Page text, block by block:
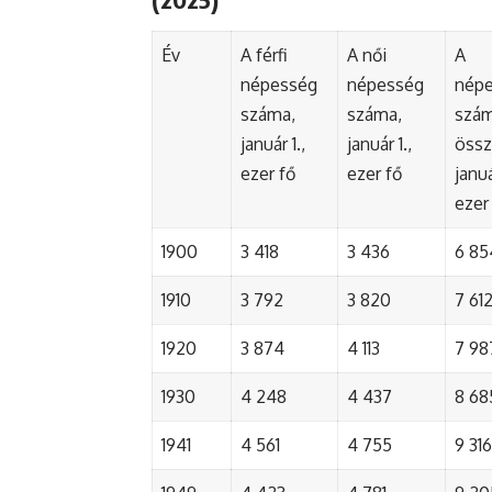
Év
A férfi
népesség
száma,
január 1.,
ezer fő
A női
népesség
száma,
január 1.,
ezer fő
A
1900 3 418 3 436 6
1910 3 792 3 820 7 612
1920 3 874 4 113 7
1930 4 248 4 437 8
1941 4 561 4 755 9 316